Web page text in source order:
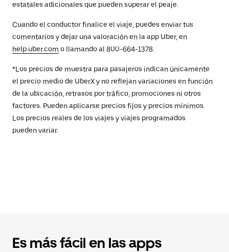
estatales adicionales que pueden superar el peaje.
Cuando el conductor finalice el viaje, puedes enviar tus
comentarios y dejar una valoración en la app Uber, en
help.uber.com o llamando al 800-664-1378.
*Los precios de muestra para pasajeros indican únicamente
el precio medio de UberX y no reflejan variaciones en función
de la ubicación, retrasos por tráfico, promociones ni otros
factores. Pueden aplicarse precios fijos y precios mínimos.
Los precios reales de los viajes y viajes programados
pueden variar.
Es más fácil en las apps